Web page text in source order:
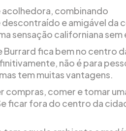
acolhedora, combinando
e amigável da
sensação californiana
Burrard fica bem no centro
não é para
tem muitas vantagens.
compras, comer e tomar
ficar fora do centro da